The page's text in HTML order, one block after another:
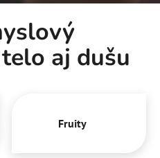
aj dušu
Fruity